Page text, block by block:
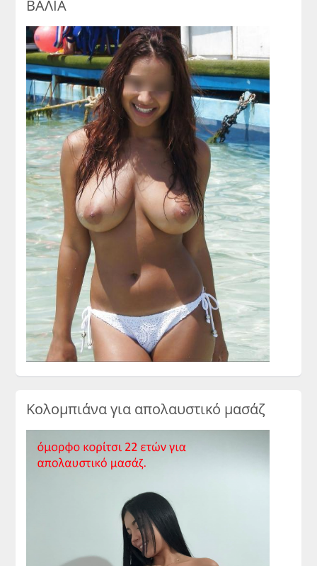
ΒΑΛΙΑ
Κολομπιάνα για απολαυστικό μασάζ